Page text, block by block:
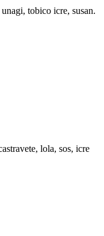
tobico icre, susan.
lola, sos, icre